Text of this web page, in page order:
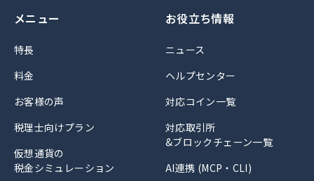
メニュー
特長
料金
お客様の声
税理士向けプラン
仮想通貨の
税金シミュレーション
お役立ち情報
ニュース
ヘルプセンター
対応コイン一覧
対応取引所
&ブロックチェーン一覧
AI連携 (MCP・CLI)